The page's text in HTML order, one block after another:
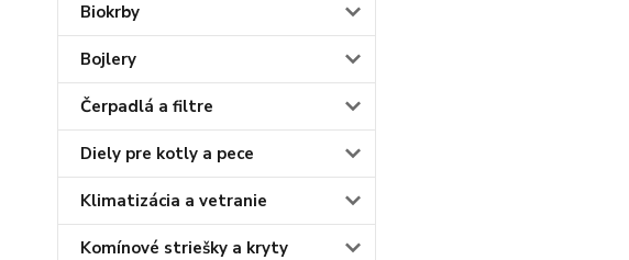
Biokrby
Bojlery
Čerpadlá a filtre
Diely pre kotly a pece
Klimatizácia a vetranie
Komínové striešky a kryty